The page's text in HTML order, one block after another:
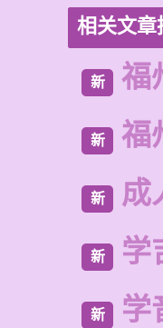
相关文章
新 福
新 福
新 成
新 学
新 学